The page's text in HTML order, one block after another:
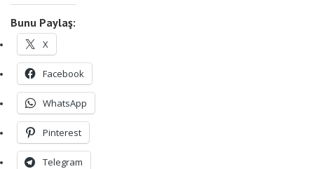
Bunu Paylaş:
X
Facebook
WhatsApp
Pinterest
Telegram